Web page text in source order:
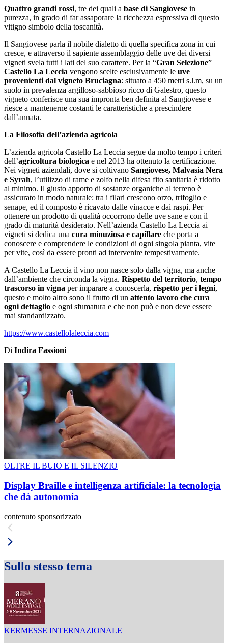
Quattro grandi rossi, tre dei quali a base di Sangiovese in
purezza, in grado di far assaporare la ricchezza espressiva di questo
vitigno simbolo della toscanità.
Il Sangiovese parla il nobile dialetto di quella specifica zona in cui
cresce, e attraverso il sapiente assemblaggio delle uve dei diversi
vigneti svela tutti i lati del suo carattere. Per la “Gran Selezione”
Castello La Leccia vengono scelte esclusivamente le uve
provenienti dal vigneto Bruciagna: situato a 450 metri s.l.m, su un
suolo in prevalenza argilloso-sabbioso ricco di Galestro, questo
vigneto conferisce una sua impronta ben definita al Sangiovese e
riesce a mantenerne costanti le caratteristiche a prescindere
dall’annata.
La Filosofia dell’azienda agricola
L’azienda agricola Castello La Leccia segue da molto tempo i criteri
dell’agricoltura biologica e nel 2013 ha ottenuto la certificazione.
Nei vigneti aziendali, dove si coltivano Sangiovese, Malvasia Nera
e Syrah, l’utilizzo di rame e zolfo nella difesa fito sanitaria è ridotto
al minimo. Il giusto apporto di sostanze organiche al terreno è
assicurato in modo naturale: tra i filari crescono orzo, trifoglio e
senape, ed il composto è ricavato dalle vinacce e dai raspi. Per
ottenere un prodotto di qualità occorrono delle uve sane e con il
grado di maturità desiderato. Nell’azienda Castello La Leccia ai
vigneti si dedica una cura minuziosa e capillare che porta a
conoscere e comprendere le condizioni di ogni singola pianta, vite
per vite, così da essere pronti ad intervenire tempestivamente.
A Castello La Leccia il vino non nasce solo dalla vigna, ma anche
dall’ambiente che circonda la vigna. Rispetto del territorio, tempo
trascorso in vigna per imparare a conoscerla, rispetto per i legni,
questo e molto altro sono il frutto di un attento lavoro che cura
ogni dettaglio e ogni sfumatura e che non può e non deve essere
mai standardizzato.
https://www.castellolaleccia.com
Di Indira Fassioni
OLTRE IL BUIO E IL SILENZIO
Display Braille e intelligenza artificiale: la tecnologia
che dà autonomia
contenuto sponsorizzato
Sullo stesso tema
KERMESSE INTERNAZIONALE